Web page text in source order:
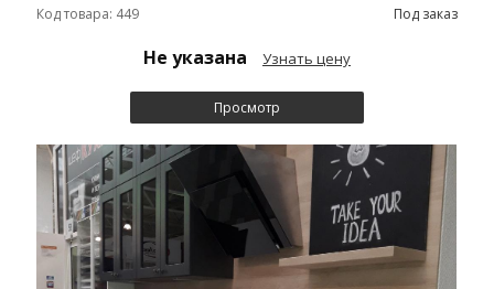
Код товара: 449 Под заказ
Не указана Узнать цену
Просмотр